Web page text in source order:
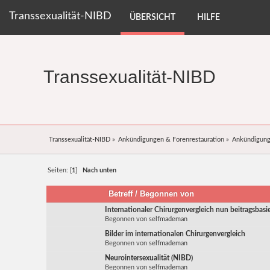
Transsexualität-NIBD ÜBERSICHT HILFE
Transsexualität-NIBD
Transsexualität-NIBD» Ankündigungen & Forenrestauration »
Seiten: [ 1 Nach unten
Betreff/Begonnen von
Internationaler Chirurgenvergleich nun
Begonnen vonselfmademan
Bilder im internationalen Chirurgenvergleich
Begonnen vonselfmademan
Neurointersexualität (NIBD)
Begonnen vonselfmademan